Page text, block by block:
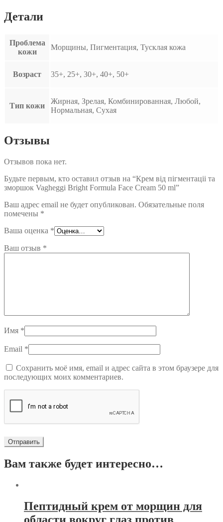
Детали
Проблема
кожи
Морщины, Пигментация, Тусклая кожа
Возраст 35+, 25+, 30+, 40+, 50+
Тип кожи
Жирная, Зрелая, Комбинированная, Любой,
Нормальная, Сухая
Отзывы
Отзывов пока нет.
Будьте первым, кто оставил отзыв на “Крем від пігментаціі та
зморшок Vagheggi Bright Formula Face Cream 50 ml”
Ваш адрес email не будет опубликован. Обязательные поля
помечены *
Ваша оценка *
Ваш отзыв *
Имя *
Email *
Сохранить моё имя, email и адрес сайта в этом браузере для
последующих моих комментариев.
Вам также будет интересно…
Пептидный крем от морщин для